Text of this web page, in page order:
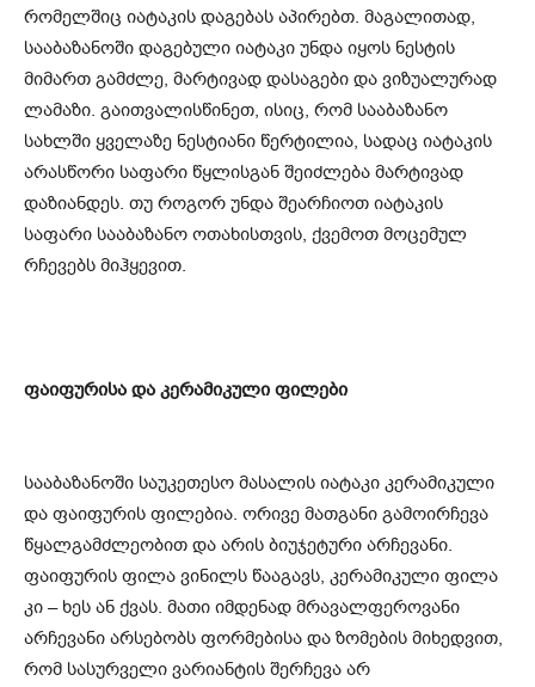
რომელშიც იატაკის დაგებას აპირებთ. მაგალითად,
სააბაზანოში დაგებული იატაკი უნდა იყოს ნესტის
მიმართ გამძლე, მარტივად დასაგები და ვიზუალურად
ლამაზი. გაითვალისწინეთ, ისიც, რომ სააბაზანო
სახლში ყველაზე ნესტიანი წერტილია, სადაც იატაკის
არასწორი საფარი წყლისგან შეიძლება მარტივად
დაზიანდეს. თუ როგორ უნდა შეარჩიოთ იატაკის
საფარი სააბაზანო ოთახისთვის, ქვემოთ მოცემულ
რჩევებს მიჰყევით.
ფაიფურისა და კერამიკული ფილები
სააბაზანოში საუკეთესო მასალის იატაკი კერამიკული
და ფაიფურის ფილებია. ორივე მათგანი გამოირჩევა
წყალგამძლეობით და არის ბიუჯეტური არჩევანი.
ფაიფურის ფილა ვინილს წააგავს, კერამიკული ფილა
კი – ხეს ან ქვას. მათი იმდენად მრავალფეროვანი
არჩევანი არსებობს ფორმებისა და ზომების მიხედვით,
რომ სასურველი ვარიანტის შერჩევა არ